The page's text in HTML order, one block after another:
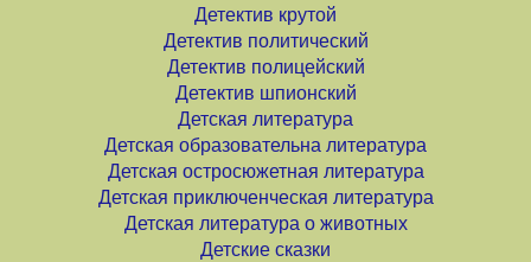
Детектив крутой
Детектив политический
Детектив полицейский
Детектив шпионский
Детская литература
Детская образовательна литература
Детская остросюжетная литература
Детская приключенческая литература
Детская литература о животных
Детские сказки